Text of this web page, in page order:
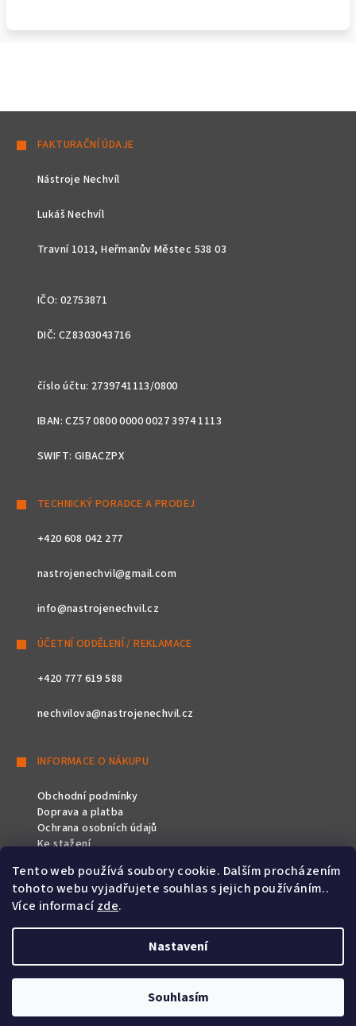
Tento web používá soubory cookie. Dalším procházením
tohoto webu vyjadřujete souhlas s jejich používáním..
Více informacízde.
Nastavení
Souhlasím
FAKTURAČNÍ ÚDAJE
Nástroje Nechvíl
Lukáš Nechvíl
Travní 1013, Heřmanův Městec 538 03
IČO: 02753871
DIČ: CZ8303043716
číslo účtu: 2739741113/0800
IBAN: CZ57 0800 0000 0027 3974 1113
SWIFT: GIBACZPX
TECHNICKÝ PORADCE A PRODEJ
+420 608 042 277
nastrojenechvil@gmail.com
info@nastrojenechvil.cz
ÚČETNÍ ODDĚLENÍ / REKLAMACE
+420 777 619 588
nechvilova@nastrojenechvil.cz
INFORMACE O NÁKUPU
Obchodní podmínky
Doprava a platba
Ochrana osobních údajů
Ke stažení
SLEDUJTE NÁS
Vytvořil Shoptet&PekneWeby